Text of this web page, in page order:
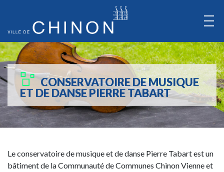
Aller
au
ContenuAller
au
Menu
CONSERVATOIRE DE MUSIQUE
ET DE DANSE PIERRE TABART
Le conservatoire de musique et de danse Pierre Tabart est un
bâtiment de la Communauté de Communes Chinon Vienne et